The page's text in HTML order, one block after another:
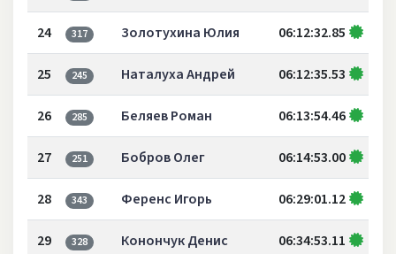
24 317 Золотухина Юлия 06:12:32.85
25 245 Наталуха Андрей 06:12:35.53
26 285 Беляев Роман 06:13:54.46
27 251 Бобров Олег 06:14:53.00
28 343 Ференс Игорь 06:29:01.12
29 328 Конончук Денис 06:34:53.11